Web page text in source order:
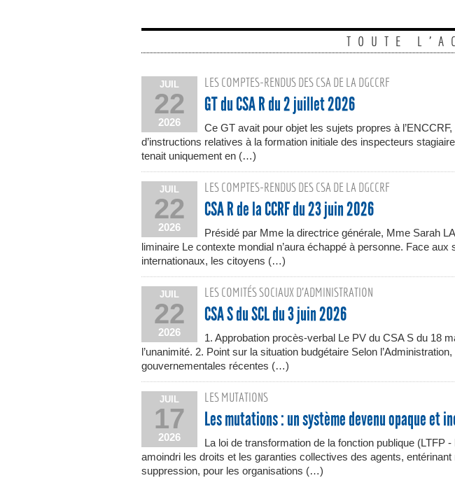
TOUTE
JUIL
22
2026
LES COMPTES-RENDUS DES CSA DE LA DGCCRF
GT du CSA R du 2 juillet 2026
Ce GT avait pour objet les sujets propres à
d’instructions relatives à la formation initiale des inspecteurs
tenait uniquement en (…)
JUIL
22
2026
LES COMPTES-RENDUS DES CSA DE LA DGCCRF
CSA R de la CCRF du 23 juin 2026
Présidé par Mme la directrice générale, Mme Sarah
liminaire Le contexte mondial n’aura échappé à personne. Face
internationaux, les citoyens (…)
JUIL
22
2026
LES COMITÉS SOCIAUX D’ADMINISTRATION
CSA S du SCL du 3 juin 2026
1. Approbation procès-verbal Le PV du CSA S du 18
l’unanimité. 2. Point sur la situation budgétaire Selon
gouvernementales récentes (…)
JUIL
17
2026
LES MUTATIONS
Les mutations : un système devenu opaque et
La loi de transformation de la fonction publique (LTFP -
amoindri les droits et les garanties collectives des agents, entérinant
suppression, pour les organisations (…)